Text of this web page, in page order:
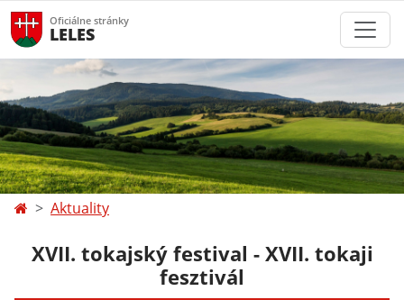
Oficiálne stránky
LELES
Aktuality
XVII. tokajský festival - XVII. tokaji
fesztivál